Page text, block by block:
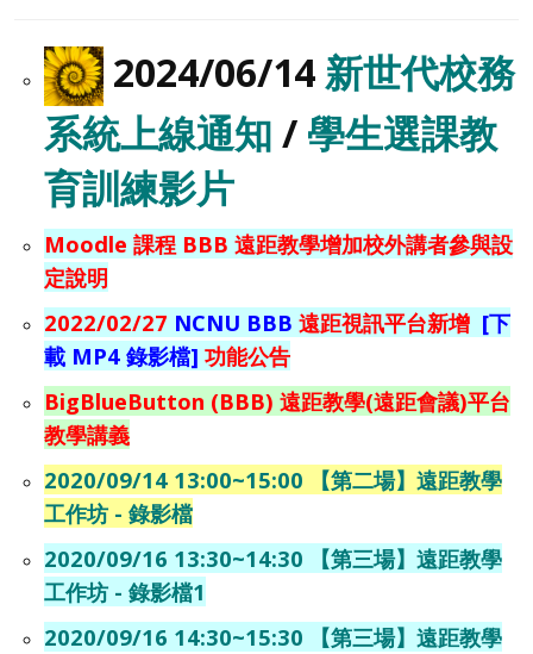
2024/06/14 新世代校務
系統上線通知 / 學生選課教
育訓練影片
Moodle 課程 BBB 遠距教學增加校外講者參與設
定說明
2022/02/27 NCNU BBB 遠距視訊平台新增 [下
載 MP4 錄影檔] 功能公告
BigBlueButton (BBB) 遠距教學(遠距會議)平台
教學講義
2020/09/14 13:00~15:00 【第二場】遠距教學
工作坊 - 錄影檔
2020/09/16 13:30~14:30 【第三場】遠距教學
工作坊 - 錄影檔1
2020/09/16 14:30~15:30 【第三場】遠距教學